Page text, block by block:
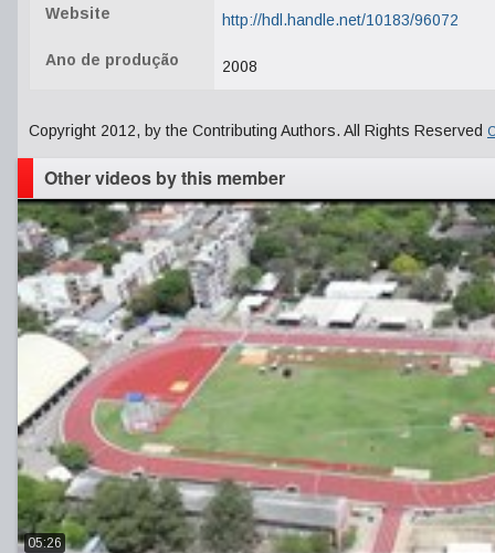
Website http://hdl.handle.net/10183/96072
Ano de produção 2008
Copyright 2012, by the Contributing Authors. All Rights Reserved
Other videos by this member
05:26